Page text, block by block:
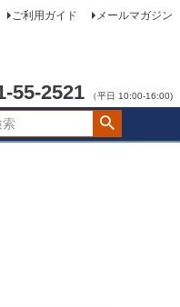
ご利用ガイド メールマガジン
55-2521 （平日 10:00-16:00)